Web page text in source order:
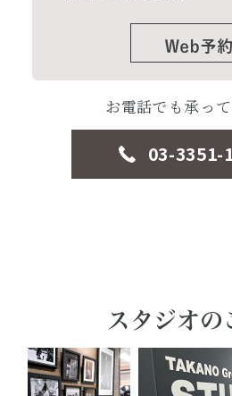
お電話でも承っ
03-3351-
スタジオの